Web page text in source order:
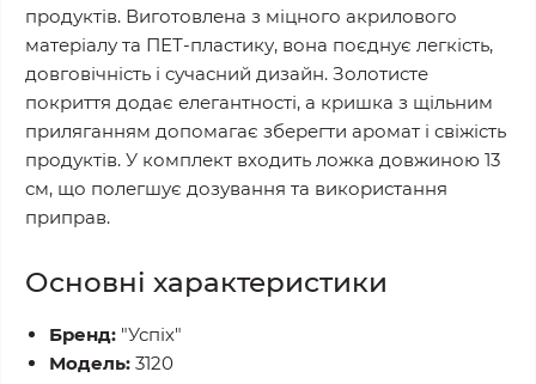
продуктів. Виготовлена з міцного акрилового
матеріалу та ПЕТ-пластику, вона поєднує легкість,
довговічність і сучасний дизайн. Золотисте
покриття додає елегантності, а кришка з щільним
приляганням допомагає зберегти аромат і свіжість
продуктів. У комплект входить ложка довжиною 13
см, що полегшує дозування та використання
приправ.
Основні характеристики
Бренд: "Успіх"
Модель: 3120